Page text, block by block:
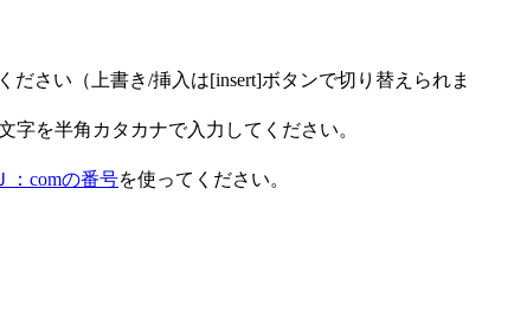
さい（上書き/挿入は[insert]ボタンで切り替えられま
を半角カタカナで入力してください。
Ｊ：comの番号を使ってください。